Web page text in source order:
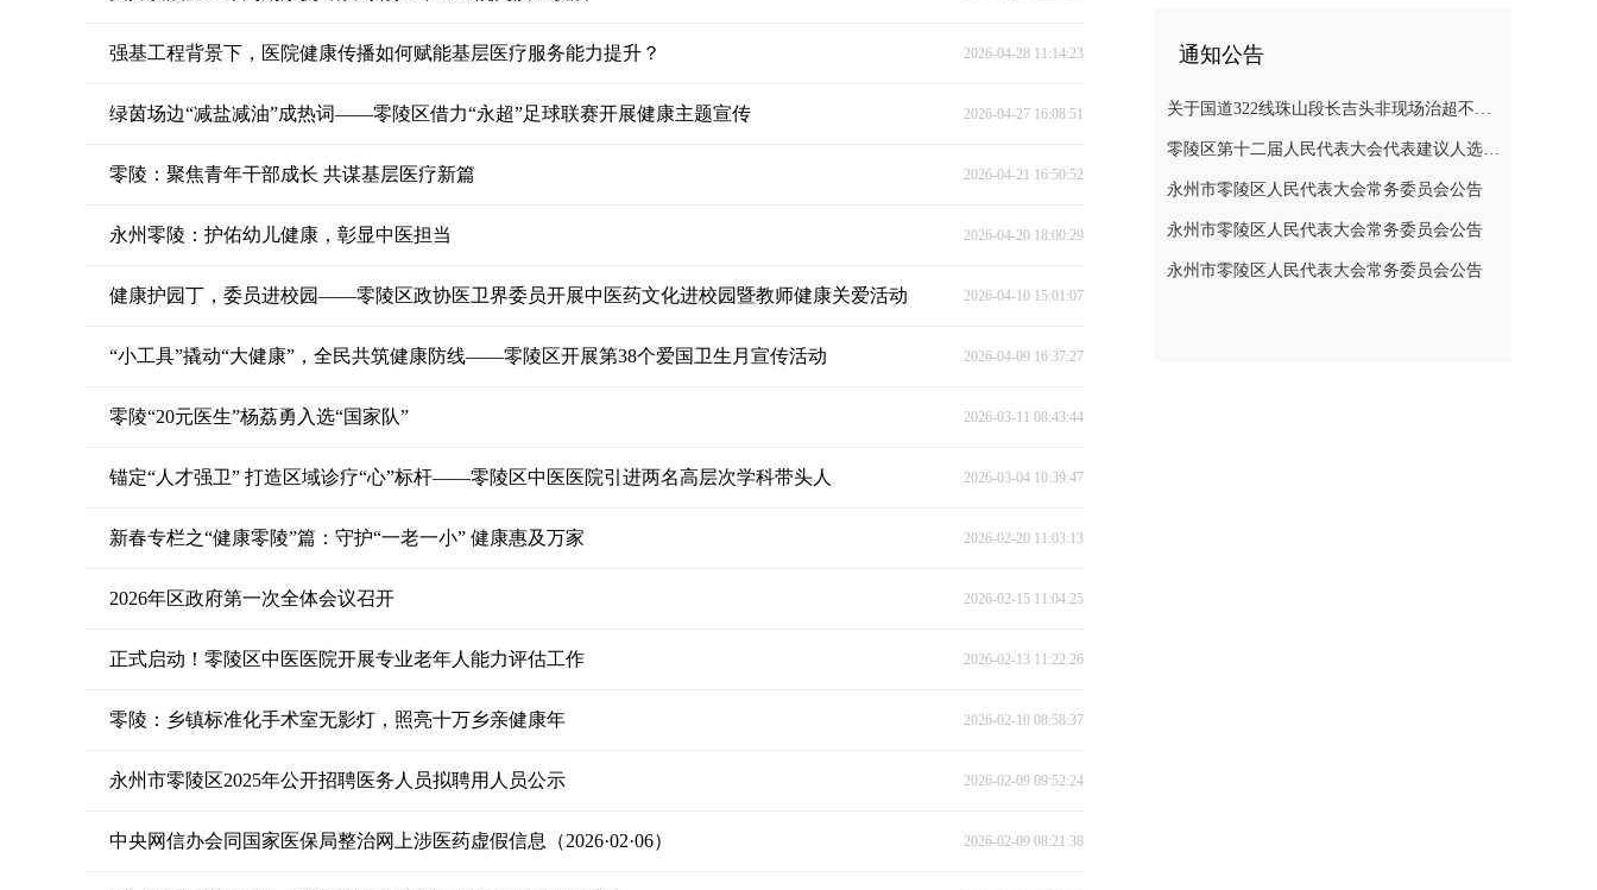
强基工程背景下，医院健康传播如何赋能基层医疗服务能力提升？ 2026-04-28 11:14:23
绿茵场边“减盐减油”成热词——零陵区借力“永超”足球联赛开展健康主题宣传 2026-04-27 16:08:51
零陵：聚焦青年干部成长 共谋基层医疗新篇 2026-04-21 16:50:52
永州零陵：护佑幼儿健康，彰显中医担当 2026-04-20 18:00:29
健康护园丁，委员进校园——零陵区政协医卫界委员开展中医药文化进校园暨教师健康关爱活动 2026-04-10 15:01:07
“小工具”撬动“大健康”，全民共筑健康防线——零陵区开展第38个爱国卫生月宣传活动 2026-04-09 16:37:27
零陵“20元医生”杨荔勇入选“国家队” 2026-03-11 08:43:44
锚定“人才强卫” 打造区域诊疗“心”标杆——零陵区中医医院引进两名高层次学科带头人 2026-03-04 10:39:47
新春专栏之“健康零陵”篇：守护“一老一小” 健康惠及万家 2026-02-20 11:03:13
2026年区政府第一次全体会议召开 2026-02-15 11:04:25
正式启动！零陵区中医医院开展专业老年人能力评估工作 2026-02-13 11:22:26
零陵：乡镇标准化手术室无影灯，照亮十万乡亲健康年 2026-02-10 08:58:37
永州市零陵区2025年公开招聘医务人员拟聘用人员公示 2026-02-09 09:52:24
中央网信办会同国家医保局整治网上涉医药虚假信息（2026·02·06） 2026-02-09 08:21:38
通知公告
关于国道322线珠山段长吉头非现场治超不停车检测系统维修半封闭道路施工的通告
零陵区第十二届人民代表大会代表建议人选公示公告
永州市零陵区人民代表大会常务委员会公告
永州市零陵区人民代表大会常务委员会公告
永州市零陵区人民代表大会常务委员会公告